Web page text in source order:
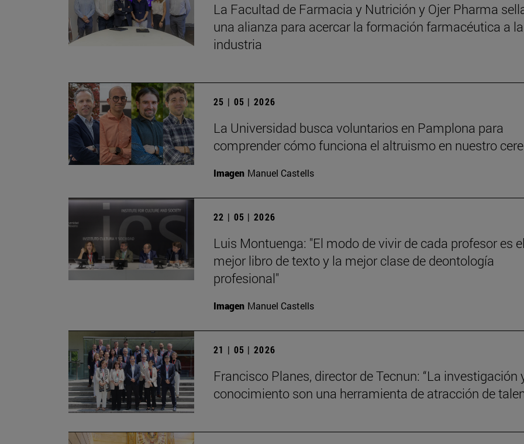
La Facultad de Farmacia y Nutrición y Ojer Pharma
una alianza para acercar la formación farmacéutica a la
industria
25 | 05 | 2026
La Universidad busca voluntarios en Pamplona para
comprender cómo funciona el altruismo en nuestro
Imagen Manuel Castells
22 | 05 | 2026
Luis Montuenga: "El modo de vivir de cada profesor es el
mejor libro de texto y la mejor clase de deontología
profesional"
Imagen Manuel Castells
21 | 05 | 2026
Francisco Planes, director de Tecnun: “La investigación
conocimiento son una herramienta de atracción de